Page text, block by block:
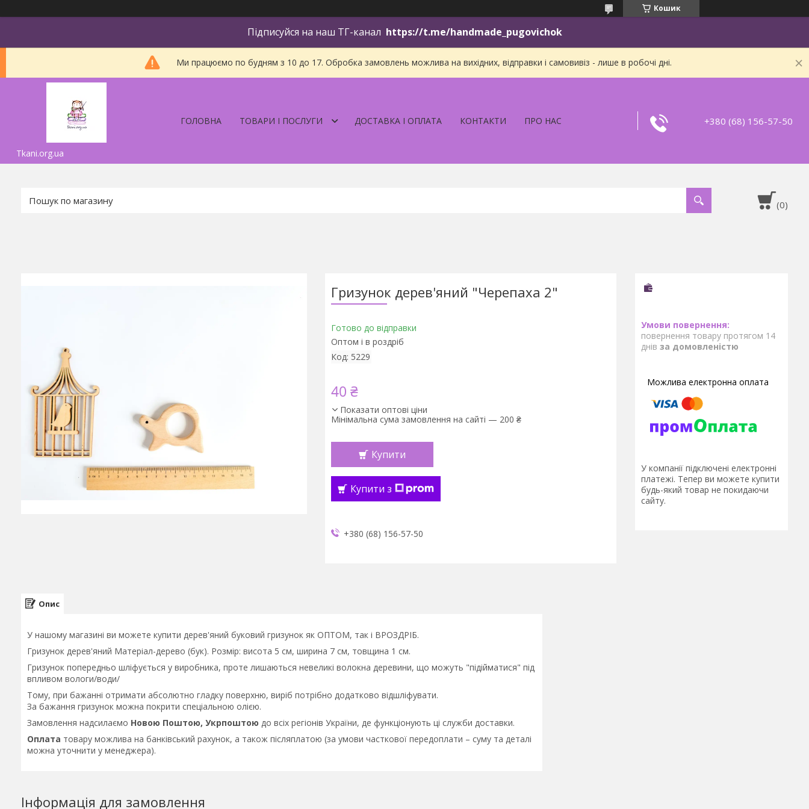
Кошик
Підписуйся на наш ТГ-канал https://t.me/handmade_pugovichok
Ми працюємо по будням з 10 до 17. Обробка замовлень можлива на вихідних, відправки і самовивіз - лише в робочі дні.
Tkani.org.ua
ГОЛОВНА ТОВАРИ І ПОСЛУГИ ДОСТАВКА І ОПЛАТА КОНТАКТИ ПРО НАС +380 (68) 156-57-50
Гризунок дерев'яний "Черепаха 2"
Готово до відправки
Оптом і в роздріб
Код: 5229
40 ₴
Показати оптові ціни
Мінімальна сума замовлення на сайті — 200 ₴
Купити
Купити з
+380 (68) 156-57-50
повернення товару протягом 14
днів за домовленістю
У компанії підключені електронні
платежі. Тепер ви можете купити
будь-який товар не покидаючи
сайту.
Опис
У нашому магазині ви можете купити дерев'яний буковий гризунок як ОПТОМ, так і ВРОЗДРІБ.
Гризунок дерев'яний Матеріал-дерево (бук). Розмір: висота 5 см, ширина 7 см, товщина 1 см.
Гризунок попередньо шліфується у виробника, проте лишаються невеликі волокна деревини, що можуть "підійматися" під
впливом вологи/води/
Тому, при бажанні отримати абсолютно гладку поверхню, виріб потрібно додатково відшліфувати.
За бажання гризунок можна покрити спеціальною олією.
Замовлення надсилаємо Новою Поштою, Укрпоштою до всіх регіонів України, де функціонують ці служби доставки.
Оплата товару можлива на банківський рахунок, а також післяплатою (за умови часткової передоплати – суму та деталі
можна уточнити у менеджера).
Інформація для замовлення